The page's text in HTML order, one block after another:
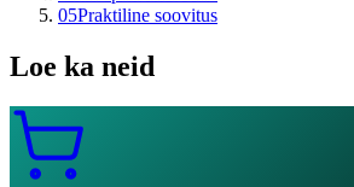
05Praktiline soovitus
Loe ka neid